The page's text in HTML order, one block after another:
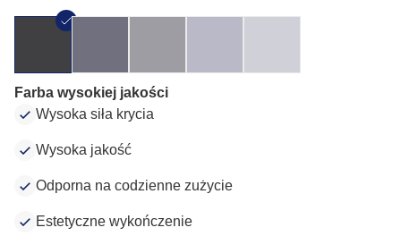
Farba wysokiej jakości
Wysoka siła krycia
Wysoka jakość
Odporna na codzienne zużycie
Estetyczne wykończenie